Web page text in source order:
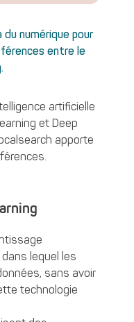
numérique pour
entre le
artificielle
et Deep
apporte
lequel les
sans avoir
technologie